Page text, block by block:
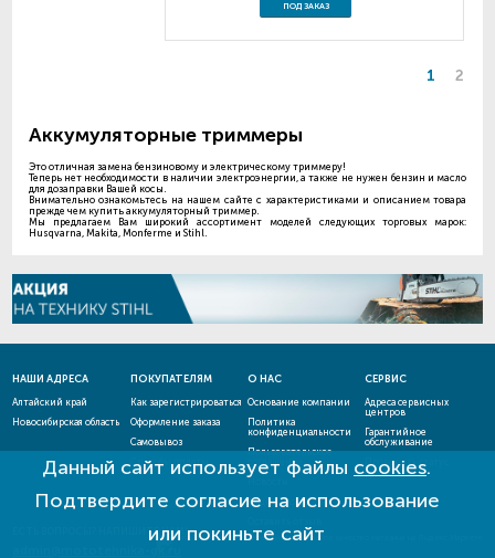
ПОД ЗАКАЗ
1 2
Аккумуляторные триммеры
Это отличная замена бензиновому и электрическому триммеру!
Теперь нет необходимости в наличии электроэнергии, а также не нужен бензин и масло
для дозаправки Вашей косы.
Внимательно ознакомьтесь на нашем сайте с характеристиками и описанием товара
прежде чем купить аккумуляторный триммер.
Мы предлагаем Вам широкий ассортимент моделей следующих торговых марок:
Husqvarna, Makita, Monferme и Stihl.
Данный сайт использует файлы cookies.
Подтвердите согласие на использование
или покиньте сайт
НАШИ АДРЕСА
Алтайский край
Новосибирская область
ПОКУПАТЕЛЯМ
Как зарегистрироваться
Оформление заказа
Самовывоз
Способы оплаты
О НАС
Основание компании
Политика
конфиденциальности
Пользовательское
соглашение
Акции и скидки
СЕРВИС
Адреса сервисных
центров
Гарантийное
обслуживание
Проверить статус
ремонта
ЕСТЬ ВОПРОСЫ? НАПИШИТЕ НАМ!